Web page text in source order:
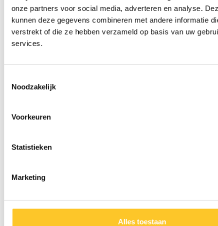
onze partners voor social media, adverteren en analyse.
kunnen deze gegevens combineren met andere informatie
verstrekt of die ze hebben verzameld op basis van uw
services.
Noodzakelijk
Voorkeuren
Statistieken
Marketing
Alles toestaan
Scootaheadz eenhoorn
roze/paars
€21,95
Micro bel paars
€10,95